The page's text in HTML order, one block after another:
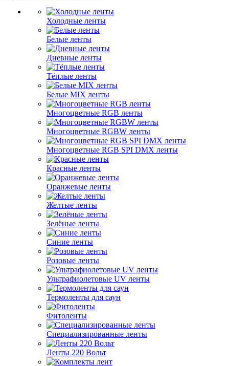
Холодные ленты
Белые ленты
Дневные ленты
Тёплые ленты
Белые MIX ленты
Многоцветные RGB ленты
Многоцветные RGBW ленты
Многоцветные RGB SPI DMX ленты
Красные ленты
Оранжевые ленты
Желтые ленты
Зелёные ленты
Синие ленты
Розовые ленты
Ультрафиолетовые UV ленты
Термоленты для саун
Фитоленты
Специализированные ленты
Ленты 220 Вольт